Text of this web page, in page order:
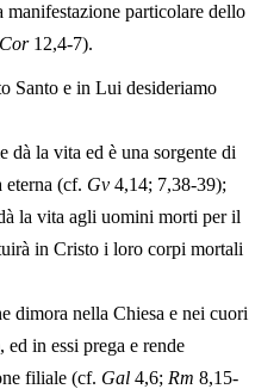
manifestazione particolare dello
12,4-7).
Santo e in Lui desideriamo
la vita ed è una sorgente di
eterna (cf. Gv 4,14; 7,38-39);
la vita agli uomini morti per il
in Cristo i loro corpi mortali
dimora nella Chiesa e nei cuori
ed in essi prega e rende
filiale (cf. Gal 4,6; Rm 8,15-